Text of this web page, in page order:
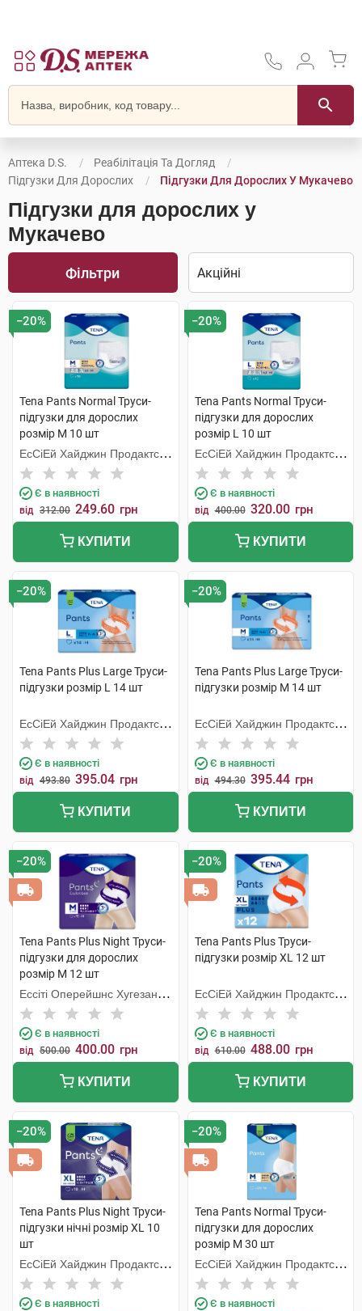
Аптека D.S.
Реабілітація Та Догляд
Підгузки Для Дорослих
Підгузки Для Дорослих У Мукачево
Підгузки для дорослих у
Мукачево
Фільтри
−20%
Tena Pants Normal Труси-
підгузки для дорослих
розмір M 10 шт
ЕсСіЕй Хайджин Продактс
Хугезанд
Є в наявності
від 312.00 249.60 грн
КУПИТИ
−20%
Tena Pants Normal Труси-
підгузки для дорослих
розмір L 10 шт
ЕсСіЕй Хайджин Продактс
Хугезанд
Є в наявності
від 400.00 320.00 грн
КУПИТИ
−20%
Tena Pants Plus Large Труси-
підгузки розмір L 14 шт
ЕсСіЕй Хайджин Продактс
Хугезанд
Є в наявності
від 493.80 395.04 грн
КУПИТИ
−20%
Tena Pants Plus Large Труси-
підгузки розмір M 14 шт
ЕсСіЕй Хайджин Продактс
Хугезанд
Є в наявності
від 494.30 395.44 грн
КУПИТИ
−20%
Tena Pants Plus Night Труси-
підгузки для дорослих
розмір M 12 шт
Ессіті Оперейшнс Хугезанд
Б.В.
Є в наявності
від 500.00 400.00 грн
КУПИТИ
−20%
Tena Pants Plus Труси-
підгузки розмір XL 12 шт
ЕсСіЕй Хайджин Продактс
Хугезанд
Є в наявності
від 610.00 488.00 грн
КУПИТИ
−20%
Tena Pants Plus Night Труси-
підгузки нічні розмір XL 10
шт
ЕсСіЕй Хайджин Продактс
Хугезанд
Є в наявності
−20%
Tena Pants Normal Труси-
підгузки для дорослих
розмір M 30 шт
ЕсСіЕй Хайджин Продактс
Хугезанд
Є в наявності